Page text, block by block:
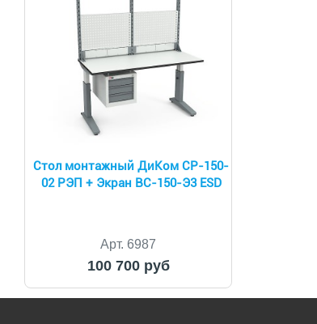
Стол монтажный ДиКом СР-150-
02 РЭП + Экран ВС-150-Э3 ESD
Арт. 6987
100 700 руб